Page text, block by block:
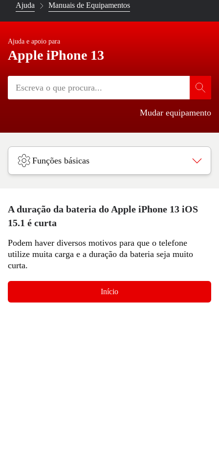
Ajuda Manuais de Equipamentos
Ajuda e apoio para
Apple iPhone 13
Mudar equipamento
Funções básicas
A duração da bateria do Apple iPhone 13 iOS
15.1 é curta
Podem haver diversos motivos para que o telefone
utilize muita carga e a duração da bateria seja muito
curta.
Início